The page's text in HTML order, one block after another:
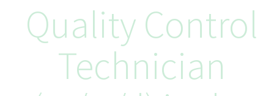
Quality Control
Technician